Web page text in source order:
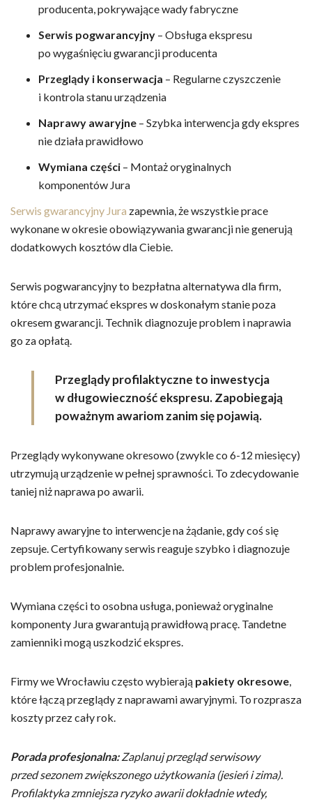
producenta, pokrywające wady fabryczne
Serwis pogwarancyjny – Obsługa ekspresu
po wygaśnięciu gwarancji producenta
Przeglądy i konserwacja – Regularne czyszczenie
i kontrola stanu urządzenia
Naprawy awaryjne – Szybka interwencja gdy ekspres
nie działa prawidłowo
Wymiana części – Montaż oryginalnych
komponentów Jura
Serwis gwarancyjny Jura zapewnia, że wszystkie prace
wykonane w okresie obowiązywania gwarancji nie generują
dodatkowych kosztów dla Ciebie.
Serwis pogwarancyjny to bezpłatna alternatywa dla firm,
które chcą utrzymać ekspres w doskonałym stanie poza
okresem gwarancji. Technik diagnozuje problem i naprawia
go za opłatą.
Przeglądy profilaktyczne to inwestycja
w długowieczność ekspresu. Zapobiegają
poważnym awariom zanim się pojawią.
Przeglądy wykonywane okresowo (zwykle co 6-12 miesięcy)
utrzymują urządzenie w pełnej sprawności. To zdecydowanie
taniej niż naprawa po awarii.
Naprawy awaryjne to interwencje na żądanie, gdy coś się
zepsuje. Certyfikowany serwis reaguje szybko i diagnozuje
problem profesjonalnie.
Wymiana części to osobna usługa, ponieważ oryginalne
komponenty Jura gwarantują prawidłową pracę. Tandetne
zamienniki mogą uszkodzić ekspres.
Firmy we Wrocławiu często wybierają pakiety okresowe
które łączą przeglądy z naprawami awaryjnymi. To rozprasza
koszty przez cały rok.
Porada profesjonalna: Zaplanuj przegląd serwisowy
przed sezonem zwiększonego użytkowania (jesień i zima).
Profilaktyka zmniejsza ryzyko awarii dokładnie wtedy,